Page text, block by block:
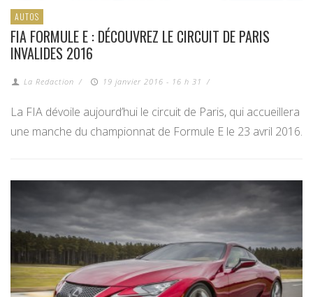
AUTOS
FIA FORMULE E : DÉCOUVREZ LE CIRCUIT DE PARIS
INVALIDES 2016
La Redaction / 19 janvier 2016 - 16 h 31 /
La FIA dévoile aujourd’hui le circuit de Paris, qui accueillera
une manche du championnat de Formule E le 23 avril 2016.